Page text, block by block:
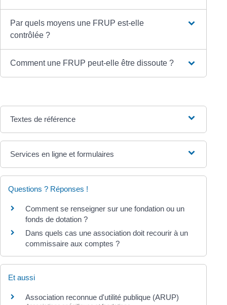
Par quels moyens une FRUP est-elle
contrôlée ?
Comment une FRUP peut-elle être dissoute ?
Textes de référence
Services en ligne et formulaires
Questions ? Réponses !
Comment se renseigner sur une fondation ou un
fonds de dotation ?
Dans quels cas une association doit recourir à un
commissaire aux comptes ?
Et aussi
Association reconnue d'utilité publique (ARUP)